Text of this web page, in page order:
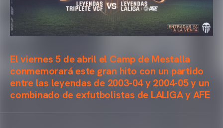
El viernes 5 de abril el Camp de Mestalla
conmemorará este gran hito con un partido
entre las leyendas de 2003-04 y 2004-05 y un
combinado de exfutbolistas de LALIGA y AFE